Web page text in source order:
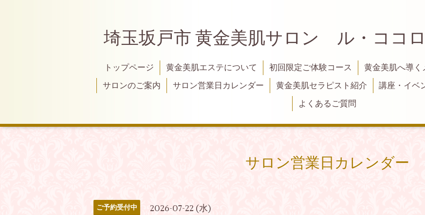
埼玉坂戸市 黄金美肌サロン ル・ココ
トップページ 黄金美肌エステについて 初回限定ご体験コース 黄金美肌へ導く
サロンのご案内
サロン営業日カレンダー 黄金美肌セラピスト紹介 講座・イベ
よくあるご質問
サロン営業日カレンダー
ご予約受付中 2026-07-22 (水)